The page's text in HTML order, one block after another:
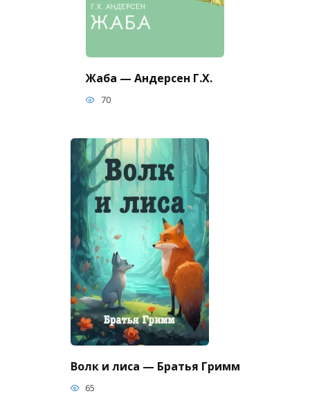
Жаба — Андерсен Г.Х.
70
Волк и лиса — Братья Гримм
65